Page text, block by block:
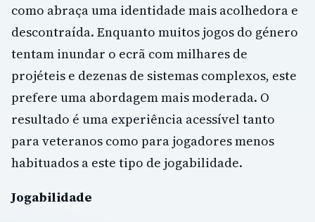
como abraça uma identidade mais acolhedora e
descontraída. Enquanto muitos jogos do género
tentam inundar o ecrã com milhares de
projéteis e dezenas de sistemas complexos, este
prefere uma abordagem mais moderada. O
resultado é uma experiência acessível tanto
para veteranos como para jogadores menos
habituados a este tipo de jogabilidade.
Jogabilidade